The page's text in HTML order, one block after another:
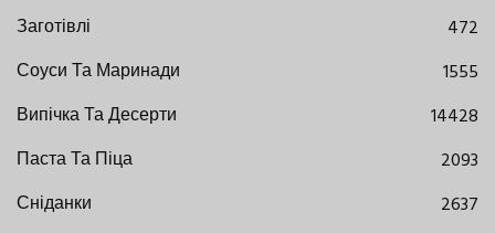
Заготівлі
472
Соуси Та Маринади
1555
Випічка Та Десерти
14428
Паста Та Піца
2093
Сніданки
2637